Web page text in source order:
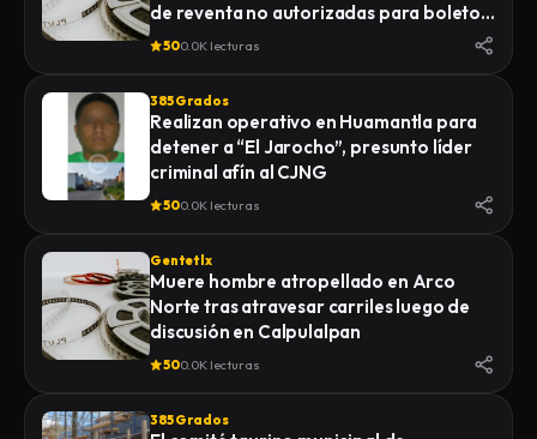
de reventa no autorizadas para boletos
de la Feria 2026
500.0K lecturas
385 Grados
Realizan operativo en Huamantla para
detener a “El Jarocho”, presunto líder
criminal afín al CJNG
500.0K lecturas
Gentetlx
Muere hombre atropellado en Arco
Norte tras atravesar carriles luego de
discusión en Calpulalpan
500.0K lecturas
385 Grados